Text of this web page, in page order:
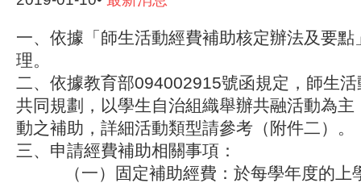
一、依據「師生活動經費補助核定辦法及要點
理。
二、依據教育部094002915號函規定，師生
共同規劃，以學生自治組織舉辦共融活動為主
動之補助，詳細活動類型請參考（附件二）。
三、申請經費補助相關事項：
（一）固定補助經費：於每學年度的上